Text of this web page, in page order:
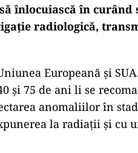
înlocuiască în curând
radiologică,
Europeană și
și 75 de ani li se
anomaliilor în
la radiații și cu